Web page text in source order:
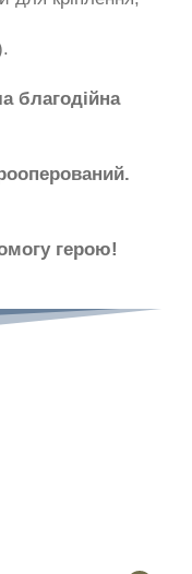
благодійна
герою!